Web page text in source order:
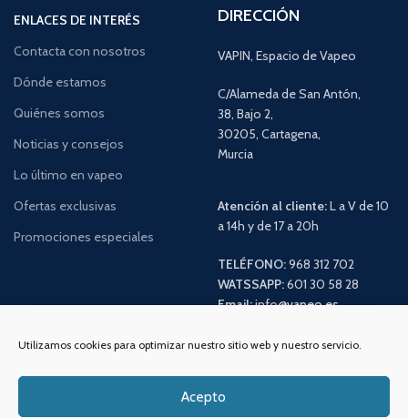
Utilizamos cookies para optimizar nuestro sitio web y nuestro servicio.
Acepto
ENLACES DE INTERÉS
Contacta con nosotros
Dónde estamos
Quiénes somos
Noticias y consejos
Lo último en vapeo
Ofertas exclusivas
Promociones especiales
DIRECCIÓN
VAPIN, Espacio de Vapeo
C/Alameda de San Antón,
38, Bajo 2,
30205, Cartagena,
Murcia
Atención al cliente:L a V de 10
a 14h y de 17 a 20h
TELÉFONO:968 312 702
WATSSAPP:601 30 58 28
Email:info@vapeo.es